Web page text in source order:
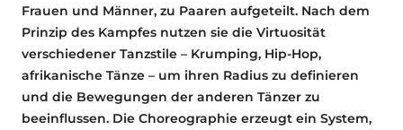
Frauen und Männer, zu Paaren aufgeteilt. Nach dem
Prinzip des Kampfes nutzen sie die Virtuosität
verschiedener Tanzstile – Krumping, Hip-Hop,
afrikanische Tänze – um ihren Radius zu definieren
und die Bewegungen der anderen Tänzer zu
beeinflussen. Die Choreographie erzeugt ein System,